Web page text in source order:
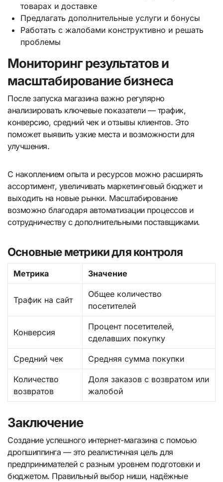
товарах и доставке
Предлагать дополнительные услуги и бонусы
Работать с жалобами конструктивно и решать
проблемы
Мониторинг результатов и
масштабирование бизнеса
После запуска магазина важно регулярно
анализировать ключевые показатели — трафик,
конверсию, средний чек и отзывы клиентов. Это
поможет выявить узкие места и возможности для
улучшения.
С накоплением опыта и ресурсов можно расширять
ассортимент, увеличивать маркетинговый бюджет и
выходить на новые рынки. Масштабирование
возможно благодаря автоматизации процессов и
сотрудничеству с дополнительными поставщиками.
Основные метрики для контроля
Метрика Значение
Трафик на сайт
Общее количество
посетителей
Конверсия
Процент посетителей,
сделавших покупку
Средний чек Средняя сумма покупки
Количество
возвратов
Доля заказов с возвратом или
жалобой
Заключение
Создание успешного интернет-магазина с помоью
дропшиппинга — это реалистичная цель для
предпринимателей с разным уровнем подготовки и
бюджетом. Правильный выбор ниши, надёжные